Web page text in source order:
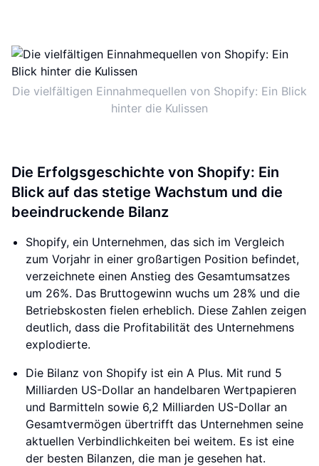
Die vielfältigen Einnahmequellen von Shopify: Ein Blick
hinter die Kulissen
Die Erfolgsgeschichte von Shopify: Ein
Blick auf das stetige Wachstum und die
beeindruckende Bilanz
Shopify, ein Unternehmen, das sich im Vergleich
zum Vorjahr in einer großartigen Position befindet,
verzeichnete einen Anstieg des Gesamtumsatzes
um 26%. Das Bruttogewinn wuchs um 28% und die
Betriebskosten fielen erheblich. Diese Zahlen zeigen
deutlich, dass die Profitabilität des Unternehmens
explodierte.
Die Bilanz von Shopify ist ein A Plus. Mit rund 5
Milliarden US-Dollar an handelbaren Wertpapieren
und Barmitteln sowie 6,2 Milliarden US-Dollar an
Gesamtvermögen übertrifft das Unternehmen seine
aktuellen Verbindlichkeiten bei weitem. Es ist eine
der besten Bilanzen, die man je gesehen hat.